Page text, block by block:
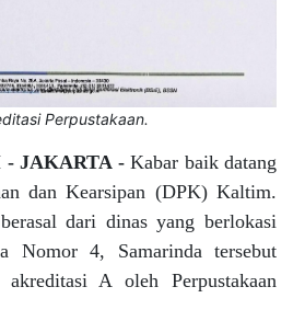
Perpustakaan.
JAKARTA - Kabar baik datang
dan Kearsipan (DPK) Kaltim.
dari dinas yang berlokasi
Nomor 4, Samarinda tersebut
akreditasi A oleh Perpustakaan